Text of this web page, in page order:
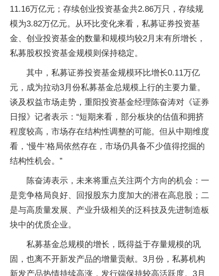
11.16万亿元；存续创业投资基金共2.86万只，存续规
模为3.82万亿元。从环比变化来看，私募证券投资基
金、创业投资基金的数量和规模均较2月末有所增长，
私募股权投资基金规模则保持稳定。
其中，私募证券投资基金规模环比增长0.11万亿
元，成为拉动3月份私募基金总规模上行的主要力量。
谈及权益市场走势，重阳投资基金经理陈奋涛对《证券
日报》记者表示：“短期来看，部分板块的估值和拥挤
程度较高，市场存在结构性调整的可能。但从中期维度
看，‘慢牛’格局依然存在，市场仍具备不少值得挖掘的
结构性机会。”
陈奋涛表示，未来将重点关注两个方向的机会：一
是竞争格局良好、回报股东力度加大的潜在高息股；二
是与高质量发展、产业升级相关的泛科技及先进制造板
块中的优质企业。
私募基金总规模的增长，既得益于存量规模的巩
固，也离不开新发产品的增量贡献。3月份，私募机构
新发产品热情持续高涨，发行端保持较高活跃度。3月